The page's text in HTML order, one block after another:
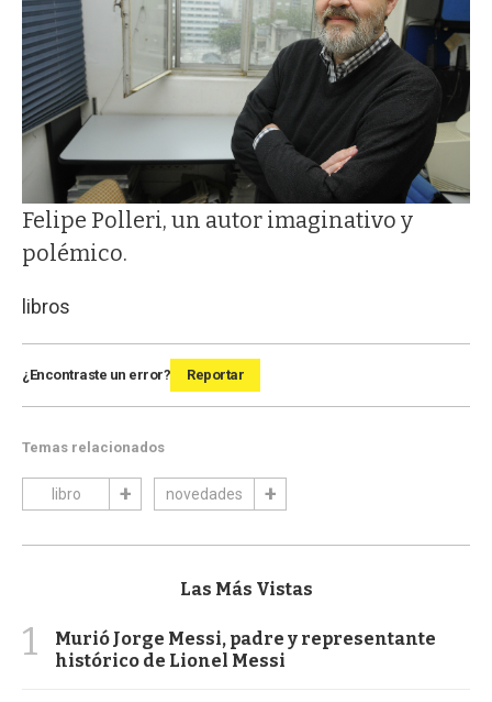
Felipe Polleri, un autor imaginativo y
polémico.
libros
¿Encontraste un error? Reportar
Temas relacionados
libro novedades
Las Más Vistas
1
Murió Jorge Messi, padre y representante
histórico de Lionel Messi